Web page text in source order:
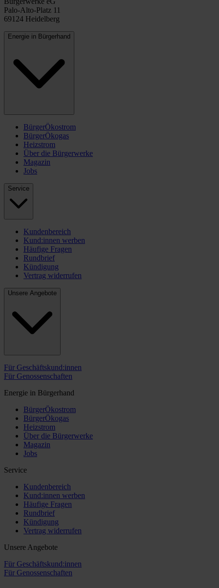
Palo-Alto-Platz 11
69124 Heidelberg
Energie in Bürgerhand
BürgerÖkostrom
BürgerÖkogas
Heizstrom
Über die Bürgerwerke
Magazin
Jobs
Service
Kundenbereich
Kund:innen werben
Häufige Fragen
Rundbrief
Kündigung
Vertrag widerrufen
Unsere Angebote
Für Geschäftskund:innen
Für Genossenschaften
Energie in Bürgerhand
BürgerÖkostrom
BürgerÖkogas
Heizstrom
Über die Bürgerwerke
Magazin
Jobs
Service
Kundenbereich
Kund:innen werben
Häufige Fragen
Rundbrief
Kündigung
Vertrag widerrufen
Unsere Angebote
Für Geschäftskund:innen
Für Genossenschaften